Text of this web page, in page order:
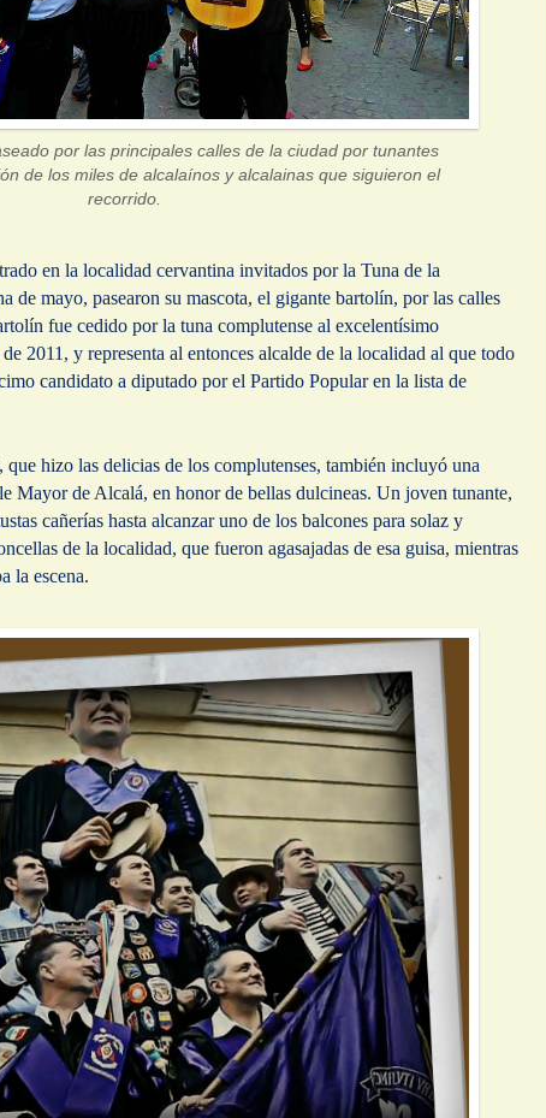
por las principales calles de la ciudad por tunantes
de los miles de alcalaínos y alcalainas que siguieron el
recorrido.
en la localidad cervantina invitados por la Tuna de la
de mayo, pasearon su mascota, el gigante bartolín, por las calles
fue cedido por la tuna complutense al excelentísimo
2011, y representa al entonces alcalde de la localidad al que todo
candidato a diputado por el Partido Popular en la lista de
hizo las delicias de los complutenses, también incluyó una
Mayor de Alcalá, en honor de bellas dulcineas. Un joven tunante,
cañerías hasta alcanzar uno de los balcones para solaz y
de la localidad, que fueron agasajadas de esa guisa, mientras
la escena.